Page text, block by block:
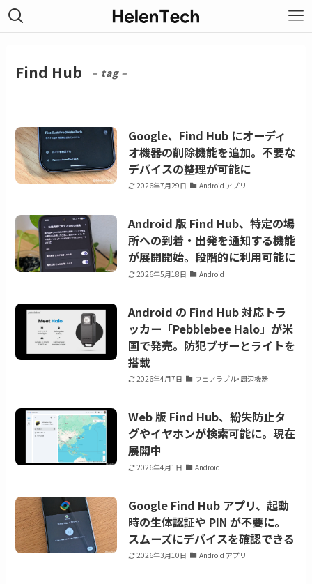
Find Hub – tag –
Google、Find Hub にオーディ
オ機器の削除機能を追加。不要な
デバイスの整理が可能に
2026年7月29日 Android アプリ
Android 版 Find Hub、特定の場
所への到着・出発を通知する機能
が展開開始。段階的に利用可能に
2026年5月18日 Android
Android の Find Hub 対応トラ
ッカー「Pebblebee Halo」が米
国で発売。防犯ブザーとライトを
搭載
2026年4月7日 ウェアラブル･周辺機器
Web 版 Find Hub、紛失防止タ
グやイヤホンが検索可能に。現在
展開中
2026年4月1日 Android
Google Find Hub アプリ、起動
時の生体認証や PIN が不要に。
スムーズにデバイスを確認できる
2026年3月10日 Android アプリ